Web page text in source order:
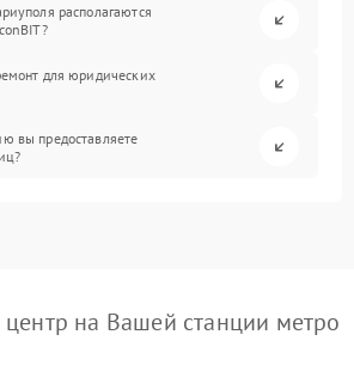
располагаются
для юридических
вы предоставляете
на Вашей станции метро